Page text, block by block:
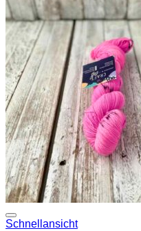
Schnellansicht